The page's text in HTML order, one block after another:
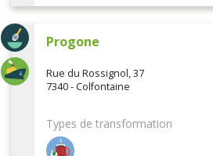
Progone
Rue du Rossignol, 37
7340 - Colfontaine
Types de transformation